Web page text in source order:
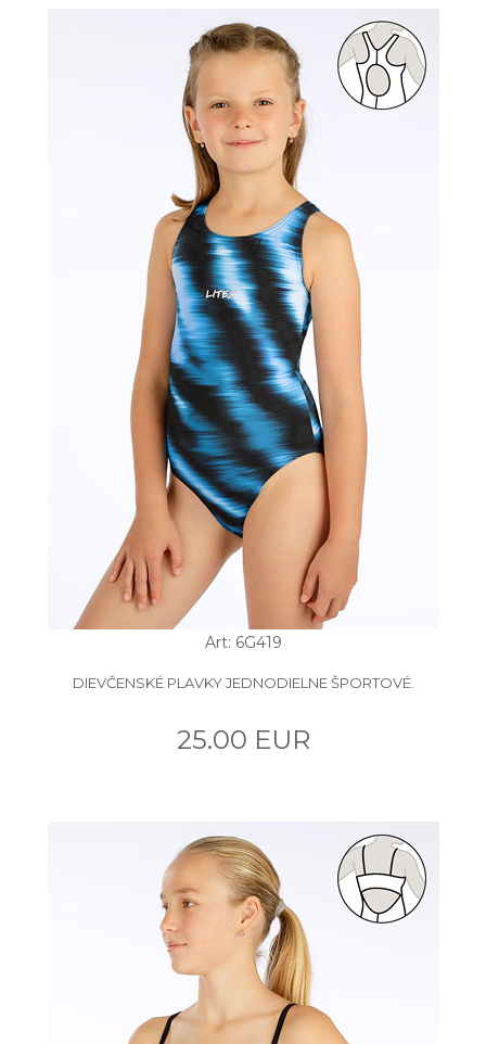
Art: 6G419
DIEVČENSKÉ PLAVKY JEDNODIELNE ŠPORTOVÉ.
25.00 EUR